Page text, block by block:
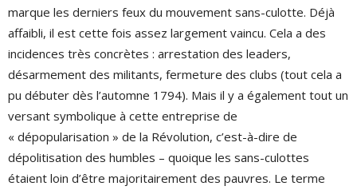
marque les derniers feux du mouvement sans-culotte. Déjà
affaibli, il est cette fois assez largement vaincu. Cela a des
incidences très concrètes : arrestation des leaders,
désarmement des militants, fermeture des clubs (tout cela a
pu débuter dès l’automne 1794). Mais il y a également tout un
versant symbolique à cette entreprise de
« dépopularisation » de la Révolution, c’est-à-dire de
dépolitisation des humbles – quoique les sans-culottes
étaient loin d’être majoritairement des pauvres. Le terme